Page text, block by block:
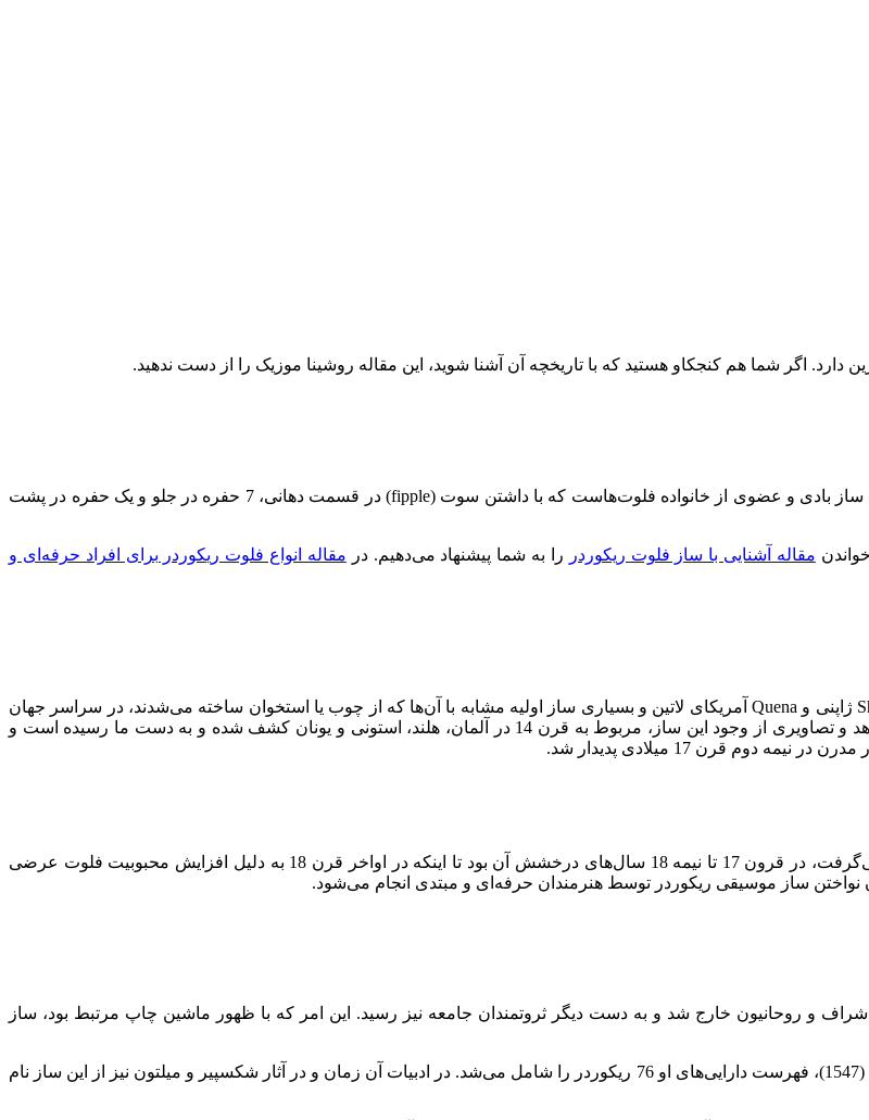
اگر شما هم کنجکاو هستید که با تاریخچه آن آشنا شوید، این مقاله روشینا موزیک را از دست ندهید.
پیش از خواندن تاریخچه ساز موسیقی، بیایید کمی آن را بشناسیم. فلوت ریکوردر یک ساز بادی و عضوی از خانواده فلوت‌هاست که با داشتن سوت (fipple) در قسمت دهانی، 7 حفره در جلو و یک حفره در پشت
مقاله آشنایی با ساز فلوت ریکوردر را به شما پیشنهاد می‌دهیم. در مقاله انواع فلوت ریکوردر برای افراد حرفه‌ای و
تاریخچه فلوت ریکوردر به دوران باستان می‌رسد؛ فلوت‌های عمودی مانند Shakuhachi ژاپنی و Quena آمریکای لاتین و بسیاری ساز اولیه مشابه با آن‌ها که از چوب یا استخوان ساخته می‌شدند، در سراسر جهان
و در فرهنگ‌های مختلف یافت شده‌اند. دو فلوت ریکوردر ساده چوبی و همچنین شواهد و تصاویری از وجود این ساز، مربوط به قرن 14 در آلمان، هلند، استونی و یونان کشف شده و به دست ما رسیده است و
قرن 17 میلادی پدیدار شد.
ساز ریکوردر در قرن 15 و 16 در موسیقی هنری اروپای غربی مورداستفاده قرار می‌گرفت، در قرون 17 تا نیمه 18 سال‌های درخشش آن بود تا اینکه در اواخر قرن 18 به دلیل افزایش محبوبیت فلوت عرضی
انحصار اشراف و روحانیون خارج شد و به دست دیگر ثروتمندان جامعه نیز رسید. این امر که با ظهور ماشین چاپ مرتبط بود، ساز
این شهرت تا دربار پادشاهان نیز فرا رفت و به‌عنوان‌مثال در زمان مرگ هنری هشتم (1547)، فهرست دارایی‌های او 76 ریکوردر را شامل می‌شد. در ادبیات آن زمان و در آثار شکسپیر و میلتون نیز از این ساز نام